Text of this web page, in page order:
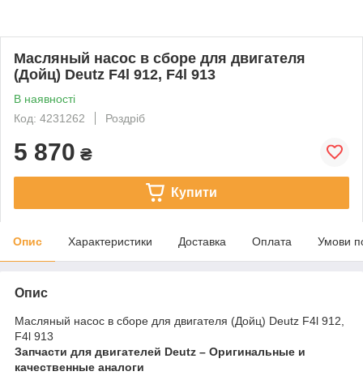
Масляный насос в сборе для двигателя
(Дойц) Deutz F4l 912, F4l 913
В наявності
Код: 4231262
Роздріб
5 870 ₴
Купити
Опис Характеристики Доставка Оплата Умови
Опис
Масляный насос в сборе для двигателя (Дойц) Deutz F4l 912,
F4l 913
Запчасти для двигателей Deutz – Оригинальные и
качественные аналоги